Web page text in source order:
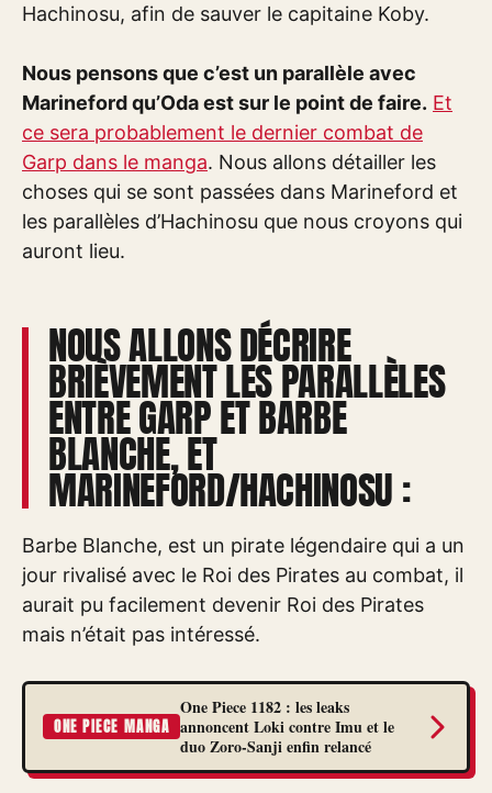
Hachinosu, afin de sauver le capitaine Koby.
Nous pensons que c’est un parallèle avec
Marineford qu’Oda est sur le point de faire. Et
ce sera probablement le dernier combat de
Garp dans le manga. Nous allons détailler les
choses qui se sont passées dans Marineford et
les parallèles d’Hachinosu que nous croyons qui
auront lieu.
NOUS ALLONS DÉCRIRE
BRIÈVEMENT LES PARALLÈLES
ENTRE GARP ET BARBE
BLANCHE, ET
MARINEFORD/HACHINOSU :
Barbe Blanche, est un pirate légendaire qui a un
jour rivalisé avec le Roi des Pirates au combat, il
aurait pu facilement devenir Roi des Pirates
mais n’était pas intéressé.
ONE PIECE MANGA
One Piece 1182 : les leaks
annoncent Loki contre Imu et le
duo Zoro-Sanji enfin relancé